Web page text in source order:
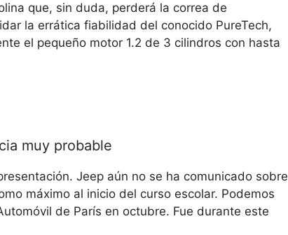
que, sin duda, perderá la correa de
la errática fiabilidad del conocido PureTech,
el pequeño motor 1.2 de 3 cilindros con hasta
muy probable
Jeep aún no se ha comunicado sobre
máximo al inicio del curso escolar. Podemos
de París en octubre. Fue durante este